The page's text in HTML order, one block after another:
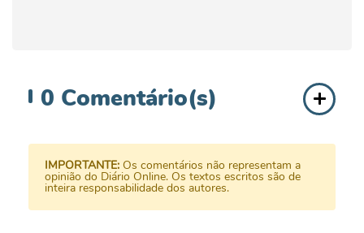
0 Comentário(s)
IMPORTANTE: Os comentários não representam a
opinião do Diário Online. Os textos escritos são de
inteira responsabilidade dos autores.